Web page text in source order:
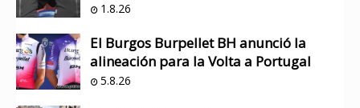
1.8.26
El Burgos Burpellet BH anunció la
alineación para la Volta a Portugal
5.8.26